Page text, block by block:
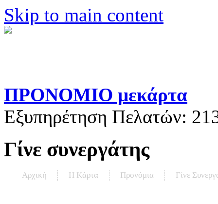
Skip to main content
ΠΡΟΝΟΜΙΟ μεκάρτα
Εξυπηρέτηση Πελατών:
Γίνε συνεργάτης
Αρχική Η Kάρτα Προνόμια Γίνε